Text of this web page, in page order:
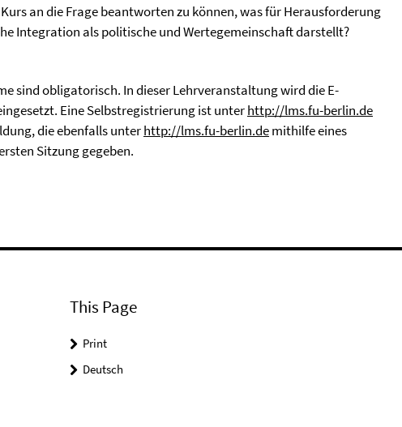
an die Frage beantworten zu können, was für Herausforderung
Integration als politische und Wertegemeinschaft darstellt?
sind obligatorisch. In dieser Lehrveranstaltung wird die E-
Eine Selbstregistrierung ist unterhttp://lms.fu-berlin.de
die ebenfalls unterhttp://lms.fu-berlin.demithilfe eines
Sitzung gegeben.
This Page
Print
Deutsch